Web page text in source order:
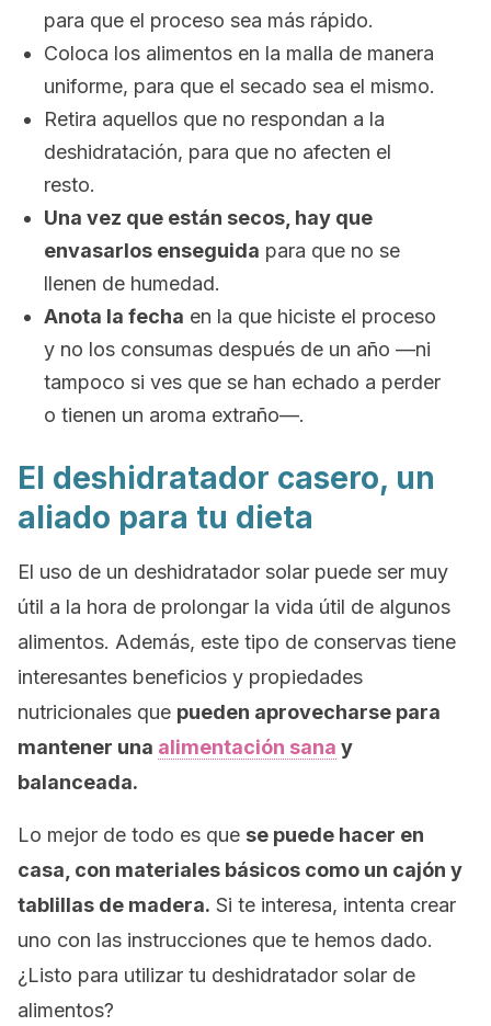
para que el proceso sea más rápido.
Coloca los alimentos en la malla de manera
uniforme, para que el secado sea el mismo.
Retira aquellos que no respondan a la
deshidratación, para que no afecten el
resto.
Una vez que están secos, hay que
envasarlos enseguida para que no se
llenen de humedad.
Anota la fecha en la que hiciste el proceso
y no los consumas después de un año —ni
tampoco si ves que se han echado a perder
o tienen un aroma extraño—.
El deshidratador casero, un
aliado para tu dieta
El uso de un deshidratador solar puede ser muy
útil a la hora de prolongar la vida útil de algunos
alimentos. Además, este tipo de conservas tiene
interesantes beneficios y propiedades
nutricionales que pueden aprovecharse para
mantener una alimentación sana y
balanceada.
Lo mejor de todo es que se puede hacer en
casa, con materiales básicos como un cajón y
tablillas de madera. Si te interesa, intenta crear
uno con las instrucciones que te hemos dado.
¿Listo para utilizar tu deshidratador solar de
alimentos?